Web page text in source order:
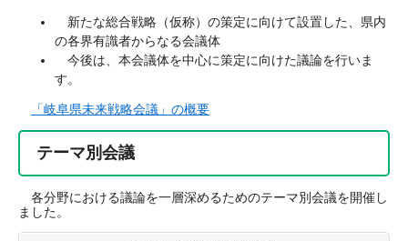
新たな総合戦略（仮称）の策定に向けて設置した、県内
の各界有識者からなる会議体
今後は、本会議体を中心に策定に向けた議論を行いま
す。
「岐阜県未来戦略会議」の概要
テーマ別会議
各分野における議論を一層深めるためのテーマ別会議を開催し
ました。